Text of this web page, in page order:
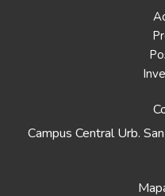
Campus Central Urb.